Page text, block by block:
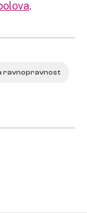
.
ravnopravnost